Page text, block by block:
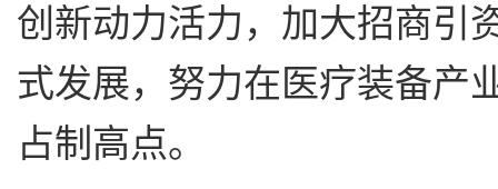
创新动力活力，加大招商引
式发展，努力在医疗装备产
占制高点。